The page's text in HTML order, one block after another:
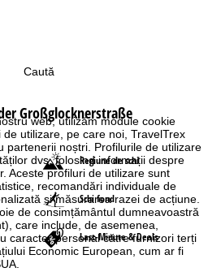
web, utilizăm module cookie
utilizare, pe care noi, TravelTrex
partenerii noștri. Profilurile de utilizare
dvs. folosind informații despre
Aceste profiluri de utilizare sunt
recomandări individuale de
și măsurarea razei de acțiune.
de consimțământul dumneavoastră
care include, de asemenea,
caracter personal către furnizori terți
Economic European, cum ar fi
Caută
Großglocknerstraße
Regiune de schi
Schi fond
Last-Minute & Deals